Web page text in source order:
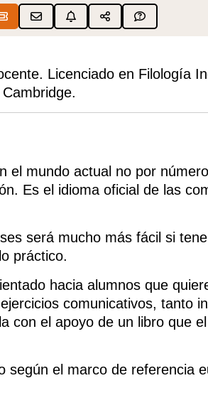
Licenciado en Filología
el mundo actual no por
Es el idioma oficial de las
será mucho más fácil si
práctico.
hacia alumnos que
comunicativos, tanto
con el apoyo de un libro que
según el marco de referencia